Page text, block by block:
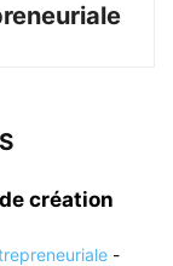
création
-